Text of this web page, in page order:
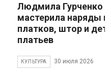
Людмила Гурченко
мастерила наряды
платков, штор и
платьев
КУЛЬТУРА 30 июля 2026